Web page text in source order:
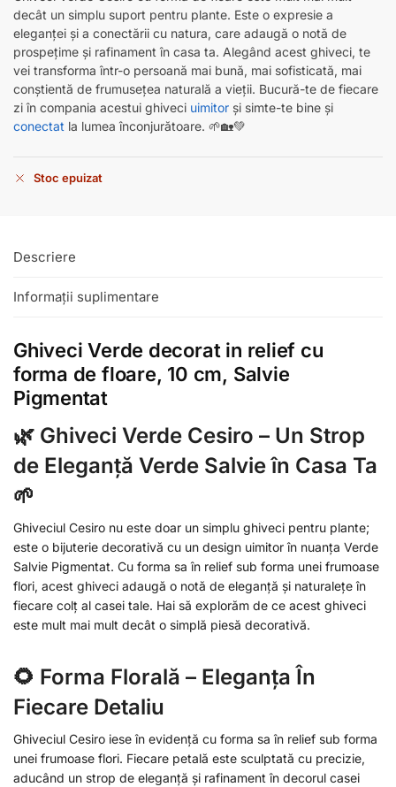
decât un simplu suport pentru plante. Este o expresie a
eleganței și a conectării cu natura, care adaugă o notă de
prospețime și rafinament în casa ta. Alegând acest ghiveci, te
vei transforma într-o persoană mai bună, mai sofisticată, mai
conștientă de frumusețea naturală a vieții. Bucură-te de fiecare
zi în compania acestui ghiveci uimitor și simte-te bine și
conectat la lumea înconjurătoare. 🌱🏡💚
Stoc epuizat
Descriere
Informații suplimentare
Ghiveci Verde decorat in relief cu
forma de floare, 10 cm, Salvie
Pigmentat
🌿 Ghiveci Verde Cesiro – Un Strop
de Eleganță Verde Salvie în Casa Ta
🌱
Ghiveciul Cesiro nu este doar un simplu ghiveci pentru plante;
este o bijuterie decorativă cu un design uimitor în nuanța Verde
Salvie Pigmentat. Cu forma sa în relief sub forma unei frumoase
flori, acest ghiveci adaugă o notă de eleganță și naturalețe în
fiecare colț al casei tale. Hai să explorăm de ce acest ghiveci
este mult mai mult decât o simplă piesă decorativă.
🌻 Forma Florală – Eleganța În
Fiecare Detaliu
Ghiveciul Cesiro iese în evidență cu forma sa în relief sub forma
unei frumoase flori. Fiecare petală este sculptată cu precizie,
aducând un strop de eleganță și rafinament în decorul casei